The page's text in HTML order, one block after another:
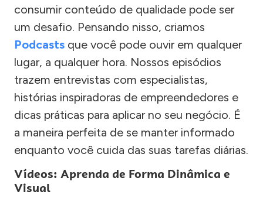
consumir conteúdo de qualidade pode ser
um desafio. Pensando nisso, criamos
Podcasts que você pode ouvir em qualquer
lugar, a qualquer hora. Nossos episódios
trazem entrevistas com especialistas,
histórias inspiradoras de empreendedores e
dicas práticas para aplicar no seu negócio. É
a maneira perfeita de se manter informado
enquanto você cuida das suas tarefas diárias.
Vídeos: Aprenda de Forma Dinâmica e
Visual